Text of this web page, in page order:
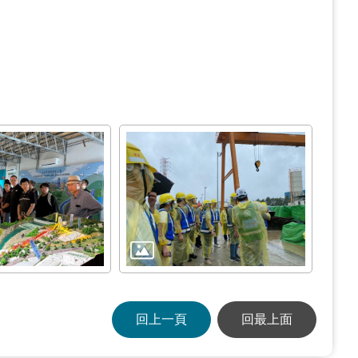
回上一頁 回最上面